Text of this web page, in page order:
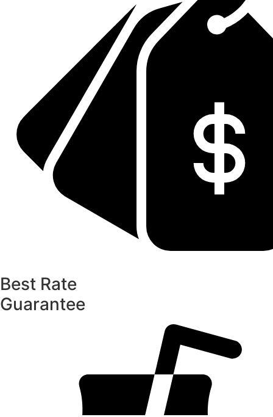
Best Rate
Guarantee